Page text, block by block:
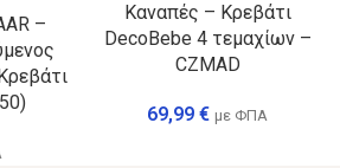
–
Καναπές – Κρεβάτι
DecoBebe 4 τεμαχίων –
CZMAD
69,99 € με ΦΠΑ